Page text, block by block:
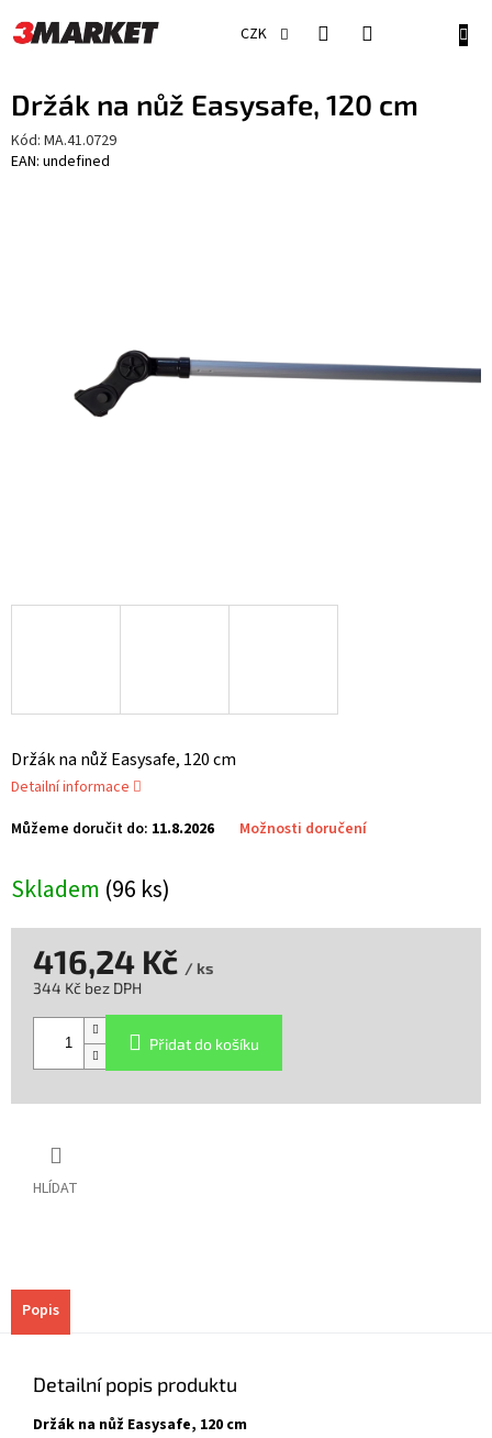
na
obsah
CZK
Držák na nůž Easysafe, 120 cm
Kód: MA.41.0729
EAN: undefined
Skladem (96 ks)
Můžeme doručit do: 11.8.2026 Možnosti doručení
Držák na nůž Easysafe, 120 cm
Detailní informace
HLÍDAT
416,24 Kč / ks
344 Kč bez DPH
Přidat do košíku
Popis
Detailní popis produktu
Držák na nůž Easysafe, 120 cm